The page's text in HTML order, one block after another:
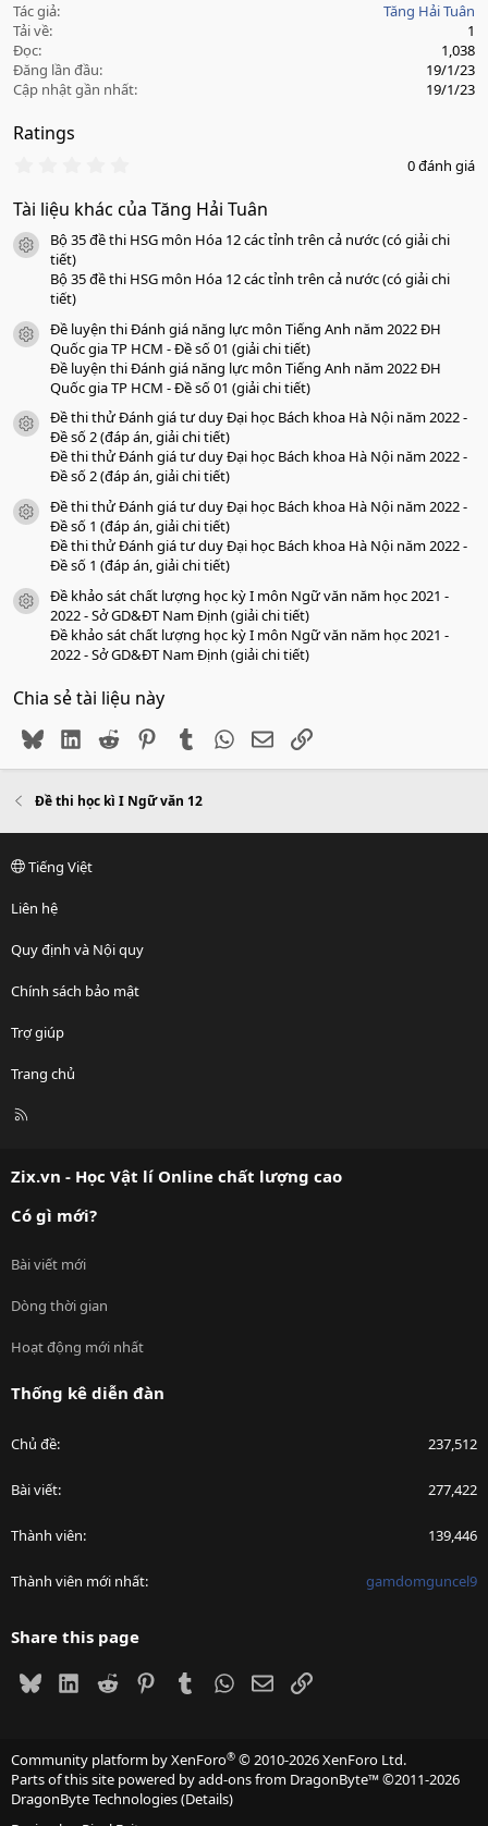
Tác giả
Tăng Hải Tuân
Tải về
1
Đọc
1,038
Đăng lần đầu
19/1/23
Cập nhật gần nhất
19/1/23
Ratings
0
0
a
0 đánh giá
Tài liệu khác của Tăng Hải Tuân
icon tài liệu
Bộ 35 đề thi HSG môn Hóa 12 các tỉnh trên cả nước (có giải chi
tiết)
Bộ 35 đề thi HSG môn Hóa 12 các tỉnh trên cả nước (có giải chi
tiết)
icon tài liệu
Đề luyện thi Đánh giá năng lực môn Tiếng Anh năm 2022 ĐH
Quốc gia TP HCM - Đề số 01 (giải chi tiết)
Đề luyện thi Đánh giá năng lực môn Tiếng Anh năm 2022 ĐH
Quốc gia TP HCM - Đề số 01 (giải chi tiết)
icon tài liệu
Đề thi thử Đánh giá tư duy Đại học Bách khoa Hà Nội năm 2022 -
Đề số 2 (đáp án, giải chi tiết)
Đề thi thử Đánh giá tư duy Đại học Bách khoa Hà Nội năm 2022 -
Đề số 2 (đáp án, giải chi tiết)
icon tài liệu
Đề thi thử Đánh giá tư duy Đại học Bách khoa Hà Nội năm 2022 -
Đề số 1 (đáp án, giải chi tiết)
Đề thi thử Đánh giá tư duy Đại học Bách khoa Hà Nội năm 2022 -
Đề số 1 (đáp án, giải chi tiết)
icon tài liệu
Đề khảo sát chất lượng học kỳ I môn Ngữ văn năm học 2021 -
2022 - Sở GD&ĐT Nam Định (giải chi tiết)
Đề khảo sát chất lượng học kỳ I môn Ngữ văn năm học 2021 -
2022 - Sở GD&ĐT Nam Định (giải chi tiết)
Chia sẻ tài liệu này
BlueskyLinkedIn
Reddit PinterestTumblr WhatsApp
EmailLink
Đề thi học kì I Ngữ văn 12
Tiếng Việt
Liên hệ
Quy định và Nội quy
Chính sách bảo mật
Trợ giúp
Trang chủ
R
Zix.vn - Học Vật lí Online chất lượng cao
Có gì mới?
Bài viết mới
Dòng thời gian
Hoạt động mới nhất
Thống kê diễn đàn
Chủ đề 237,512
Bài viết 277,422
Thành viên 139,446
Thành viên mới nhất gamdomguncel9
Share this page
BlueskyLinkedIn
Reddit PinterestTumblrWhatsApp
EmailLink
Community platform by XenForo® © 2010-2026 XenForo Ltd.
Parts of this site powered byadd-ons from DragonByte™©2011-2026
DragonByte Technologies(Details)